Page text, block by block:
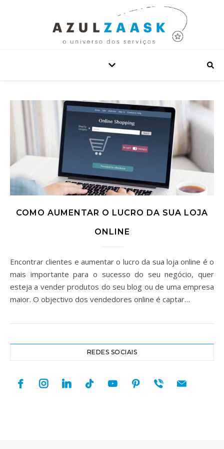
COMO AUMENTAR O LUCRO DA SUA LOJA
ONLINE
Encontrar clientes e aumentar o lucro da sua loja online é o
mais importante para o sucesso do seu negócio, quer
esteja a vender produtos do seu blog ou de uma empresa
maior. O objectivo dos vendedores online é captar…
REDES SOCIAIS
facebookinstagramlinkedintiktok youtubepinterest
viber mail